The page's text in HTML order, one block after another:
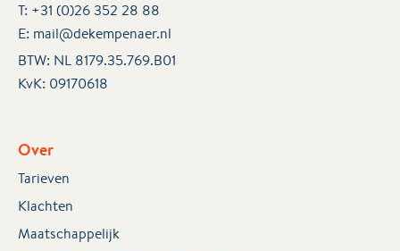
T: +31 (0)26 352 28 88
E: mail@dekempenaer.nl
BTW: NL 8179.35.769.B01
KvK: 09170618
Over
Tarieven
Klachten
Maatschappelijk